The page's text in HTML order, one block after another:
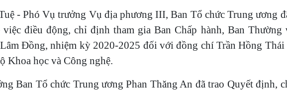
- Phó Vụ trưởng Vụ địa phương III, Ban Tổ chức Trung ương
điều động, chỉ định tham gia Ban Chấp hành, Ban Thường
Đồng, nhiệm kỳ 2020-2025 đối với đồng chí Trần Hồng
Khoa học và Công nghệ.
Ban Tổ chức Trung ương Phan Thăng An đã trao Quyết định,